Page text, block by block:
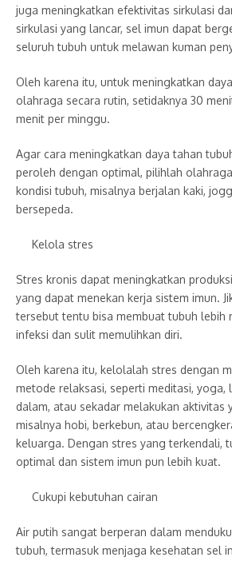
juga meningkatkan efektivitas sirkulasi
sirkulasi yang lancar, sel imun dapat
seluruh tubuh untuk melawan kuman
Oleh karena itu, untuk meningkatkan
olahraga secara rutin, setidaknya 30
menit per minggu.
Agar cara meningkatkan daya tahan
peroleh dengan optimal, pilihlah
kondisi tubuh, misalnya berjalan kaki,
bersepeda.
Kelola stres
Stres kronis dapat meningkatkan
yang dapat menekan kerja sistem imun.
tersebut tentu bisa membuat tubuh lebih
infeksi dan sulit memulihkan diri.
Oleh karena itu, kelolalah stres dengan
metode relaksasi, seperti meditasi, yoga,
dalam, atau sekadar melakukan aktivitas
misalnya hobi, berkebun, atau
keluarga. Dengan stres yang terkendali,
optimal dan sistem imun pun lebih kuat.
Cukupi kebutuhan cairan
Air putih sangat berperan dalam
tubuh, termasuk menjaga kesehatan sel